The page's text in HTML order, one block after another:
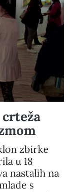
zbirke
u 18
nastalih na
s